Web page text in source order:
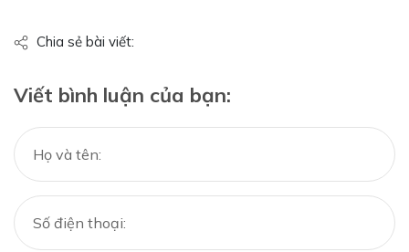
Chia sẻ bài viết:
Viết bình luận của bạn: